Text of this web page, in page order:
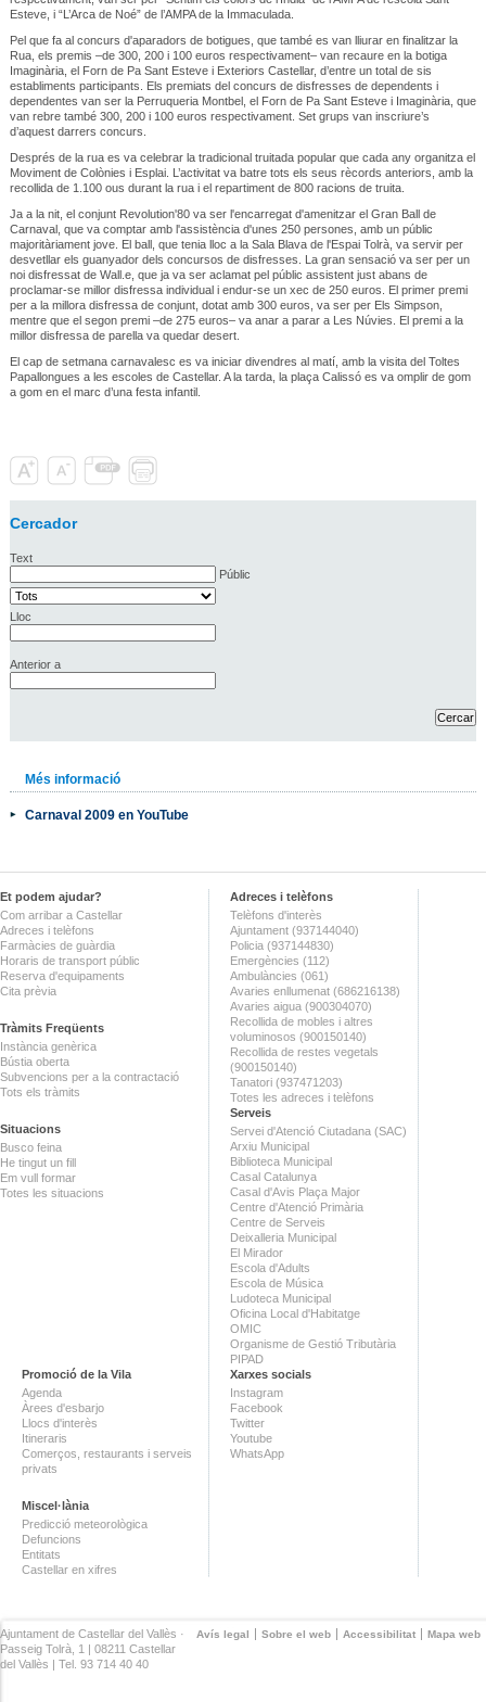
Esteve, i “L’Arca de Noé” de l’AMPA de la Immaculada.
Pel que fa al concurs d'aparadors de botigues, que també es van lliurar en finalitzar la
Rua, els premis –de 300, 200 i 100 euros respectivament– van recaure en la botiga
Imaginària, el Forn de Pa Sant Esteve i Exteriors Castellar, d’entre un total de sis
establiments participants. Els premiats del concurs de disfresses de dependents i
dependentes van ser la Perruqueria Montbel, el Forn de Pa Sant Esteve i Imaginària, que
van rebre també 300, 200 i 100 euros respectivament. Set grups van inscriure’s
d’aquest darrers concurs.
Després de la rua es va celebrar la tradicional truitada popular que cada any organitza el
Moviment de Colònies i Esplai. L’activitat va batre tots els seus rècords anteriors, amb la
recollida de 1.100 ous durant la rua i el repartiment de 800 racions de truita.
Ja a la nit, el conjunt Revolution'80 va ser l'encarregat d'amenitzar el Gran Ball de
Carnaval, que va comptar amb l'assistència d'unes 250 persones, amb un públic
majoritàriament jove. El ball, que tenia lloc a la Sala Blava de l'Espai Tolrà, va servir per
desvetllar els guanyador dels concursos de disfresses. La gran sensació va ser per un
noi disfressat de Wall.e, que ja va ser aclamat pel públic assistent just abans de
proclamar-se millor disfressa individual i endur-se un xec de 250 euros. El primer premi
per a la millora disfressa de conjunt, dotat amb 300 euros, va ser per Els Simpson,
mentre que el segon premi –de 275 euros– va anar a parar a Les Núvies. El premi a la
millor disfressa de parella va quedar desert.
El cap de setmana carnavalesc es va iniciar divendres al matí, amb la visita del Toltes
Papallongues a les escoles de Castellar. A la tarda, la plaça Calissó es va omplir de gom
a gom en el marc d’una festa infantil.
Cercador
Text
Públic
Lloc
Anterior a
Més informació
Carnaval 2009 en YouTube
Et podem ajudar?
Com arribar a Castellar
Adreces i telèfons
Farmàcies de guàrdia
Horaris de transport públic
Reserva d'equipaments
Cita prèvia
Tràmits Freqüents
Instància genèrica
Bústia oberta
Subvencions per a la contractació
Tots els tràmits
Situacions
Busco feina
He tingut un fill
Em vull formar
Totes les situacions
Adreces i telèfons
Telèfons d'interès
Ajuntament (937144040)
Policia (937144830)
Emergències (112)
Ambulàncies (061)
Avaries enllumenat (686216138)
Avaries aigua (900304070)
Recollida de mobles i altres
voluminosos (900150140)
Recollida de restes vegetals
(900150140)
Tanatori (937471203)
Totes les adreces i telèfons
Serveis
Servei d'Atenció Ciutadana (SAC)
Arxiu Municipal
Biblioteca Municipal
Casal Catalunya
Casal d'Avis Plaça Major
Centre d'Atenció Primària
Centre de Serveis
Deixalleria Municipal
El Mirador
Escola d'Adults
Escola de Música
Ludoteca Municipal
Oficina Local d'Habitatge
OMIC
Organisme de Gestió Tributària
PIPAD
Promoció de la Vila
Agenda
Àrees d'esbarjo
Llocs d'interès
Itineraris
Comerços, restaurants i serveis
privats
Miscel·lània
Predicció meteorològica
Defuncions
Entitats
Castellar en xifres
Xarxes socials
Instagram
Facebook
Twitter
Youtube
WhatsApp
Avís legal Sobre el web Accessibilitat Mapa web
Ajuntament de Castellar del Vallès ·
Passeig Tolrà, 1 | 08211 Castellar
del Vallès | Tel. 93 714 40 40